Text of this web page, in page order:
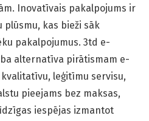
Inovatīvais pakalpojums ir
kas bieži sāk
pakalpojumus. 3td e-
alternatīva pirātismam e-
leģitīmu servisu,
pieejams bez maksas,
iespējas izmantot